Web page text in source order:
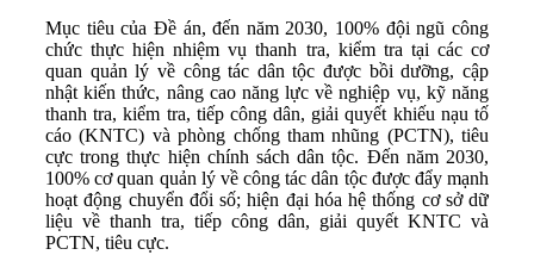
Mục tiêu của Đề án, đến năm 2030, 100% đội ngũ công
chức thực hiện nhiệm vụ thanh tra, kiểm tra tại các cơ
quan quản lý về công tác dân tộc được bồi dưỡng, cập
nhật kiến thức, nâng cao năng lực về nghiệp vụ, kỹ năng
thanh tra, kiểm tra, tiếp công dân, giải quyết khiếu nạu tố
cáo (KNTC) và phòng chống tham nhũng (PCTN), tiêu
cực trong thực hiện chính sách dân tộc. Đến năm 2030,
100% cơ quan quản lý về công tác dân tộc được đẩy mạnh
hoạt động chuyển đổi số; hiện đại hóa hệ thống cơ sở dữ
liệu về thanh tra, tiếp công dân, giải quyết KNTC và
PCTN, tiêu cực.